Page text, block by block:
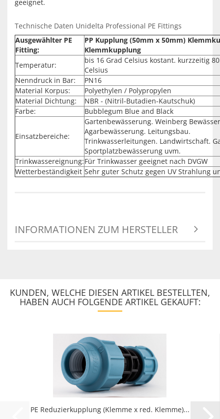
geeignet.
Technische Daten Unidelta Professional PE Fittings
Ausgewählter PE
Fitting:
PP Kupplung (50mm x 50mm)
Klemmkupplung
Temperatur:
bis 16 Grad Celsius kostant. kurzzeitig
Celsius
Nenndruck in Bar:
PN16
Material Korpus:
Polyethylen / Polypropylen
Material Dichtung:
NBR - (Nitril-Butadien-Kautschuk)
Farbe:
Bubblegum Blue and Black
Einsatzbereiche:
Gartenbewässerung. Weinberg
Agarbewässerung. Leitungsbau.
Trinkwasserleitungen. Landwirtschaft.
Sportplatzbewässerung uvm.
Trinkwassereignung:Für Trinkwasser geeignet nach DVGW
Wetterbeständigkeit Sehr guter Schutz gegen UV Strahlung
INFORMATIONEN ZUM HERSTELLER
KUNDEN, WELCHE DIESEN ARTIKEL BESTELLTEN,
HABEN AUCH FOLGENDE ARTIKEL GEKAUFT:
PE Reduzierkupplung (Klemme x red. Klemme)...